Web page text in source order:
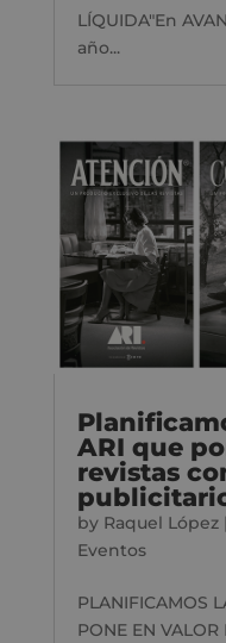
LÍQUIDA"En
año...
ARI que
revistas
by Raquel López|
Eventos
PLANIFICAMOS
PONE EN VALOR